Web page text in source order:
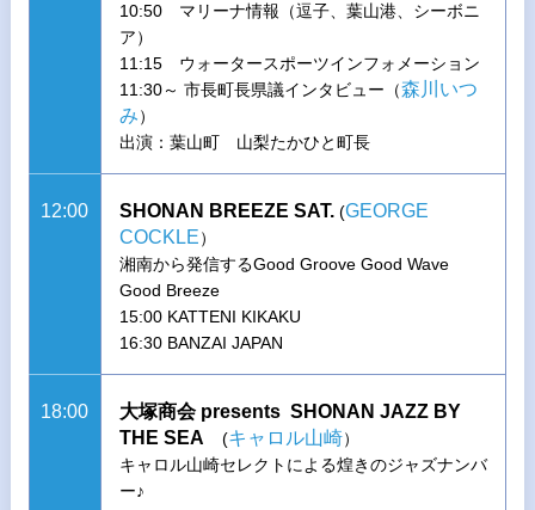
10:50 マリーナ情報（逗子、葉山港、シーボニ
ア）
11:15 ウォータースポーツインフォメーション
11:30～ 市長町長県議インタビュー（森川いつ
み）
出演：葉山町 山梨たかひと町長
12:00 SHONAN BREEZE SAT.(GEORGE
COCKLE）
湘南から発信するGood Groove Good Wave
Good Breeze
15:00 KATTENI KIKAKU
16:30 BANZAI JAPAN
18:00
大塚商会 presents SHONAN JAZZ BY
THE SEA
(キャロル山崎）
キャロル山崎セレクトによる煌きのジャズナンバ
ー♪